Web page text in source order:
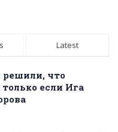
Latest
решили, что
если Ига